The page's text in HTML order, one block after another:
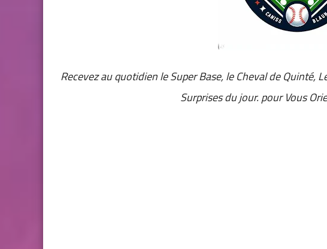
Recevez au quotidienle Super Base, le Cheval de Quinté,
Surprises du jour. pour Vous